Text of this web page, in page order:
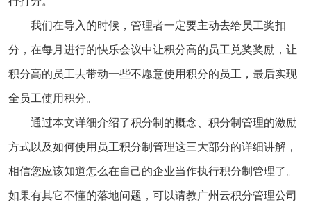
我们在导入的时候，管理者一定要主动去给员工奖扣
分，在每月进行的快乐会议中让积分高的员工兑奖奖励，让
积分高的员工去带动一些不愿意使用积分的员工，最后实现
全员工使用积分。
通过本文详细介绍了积分制的概念、积分制管理的激励
方式以及如何使用员工积分制管理这三大部分的详细讲解，
相信您应该知道怎么在自己的企业当作执行积分制管理了。
如果有其它不懂的落地问题，可以请教广州云积分管理公司